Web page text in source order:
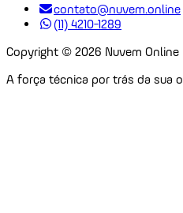
contato@nuvem.online
(11) 4210-1289
Copyright © 2026 Nuvem
A força técnica por trás da sua